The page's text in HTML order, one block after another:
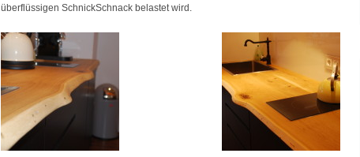
überflüssigen SchnickSchnack belastet wird.